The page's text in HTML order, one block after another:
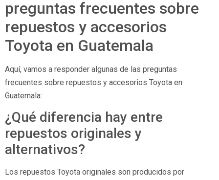
preguntas frecuentes sobre
repuestos y accesorios
Toyota en Guatemala
Aquí, vamos a responder algunas de las preguntas
frecuentes sobre repuestos y accesorios Toyota en
Guatemala:
¿Qué diferencia hay entre
repuestos originales y
alternativos?
Los repuestos Toyota originales son producidos por